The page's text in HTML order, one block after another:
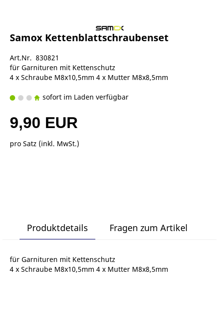
Samox Kettenblattschraubenset
Art.Nr. 830821
für Garnituren mit Kettenschutz
4 x Schraube M8x10,5mm 4 x Mutter M8x8,5mm
sofort im Laden verfügbar
9,90 EUR
pro Satz (inkl. MwSt.)
Produktdetails Fragen zum Artikel
für Garnituren mit Kettenschutz
4 x Schraube M8x10,5mm 4 x Mutter M8x8,5mm